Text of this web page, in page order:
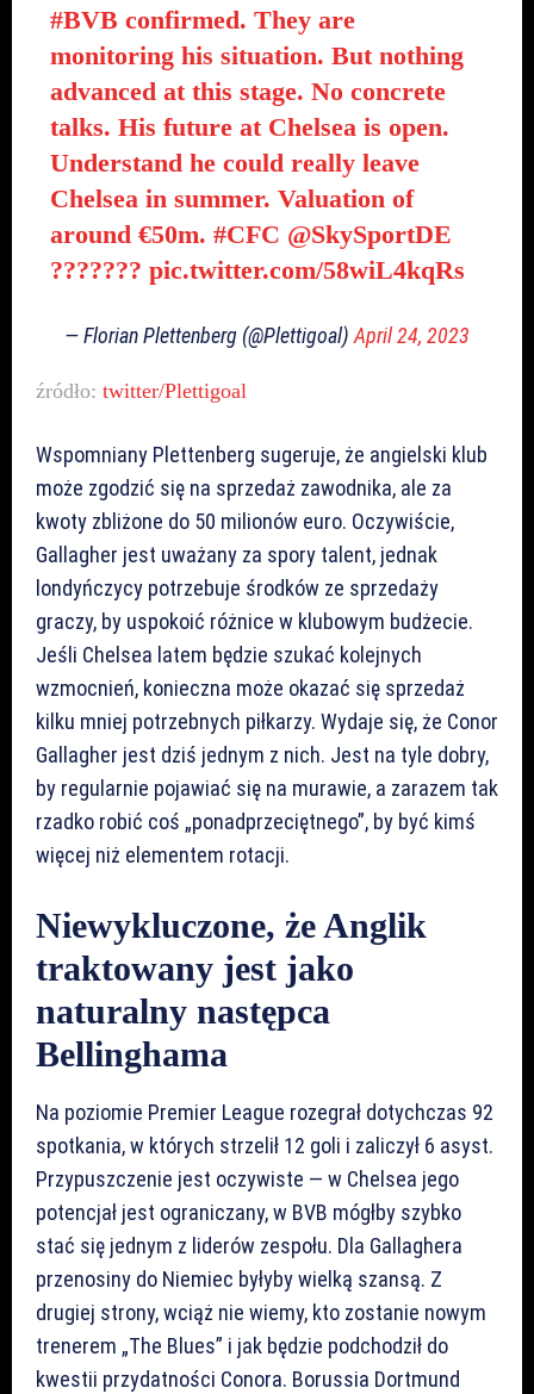
#BVB confirmed. They are
monitoring his situation. But nothing
advanced at this stage. No concrete
talks. His future at Chelsea is open.
Understand he could really leave
Chelsea in summer. Valuation of
around €50m. #CFC @SkySportDE
??????? pic.twitter.com/58wiL4kqRs
— Florian Plettenberg (@Plettigoal) April 24, 2023
źródło: twitter/Plettigoal
Wspomniany Plettenberg sugeruje, że angielski klub
może zgodzić się na sprzedaż zawodnika, ale za
kwoty zbliżone do 50 milionów euro. Oczywiście,
Gallagher jest uważany za spory talent, jednak
londyńczycy potrzebuje środków ze sprzedaży
graczy, by uspokoić różnice w klubowym budżecie.
Jeśli Chelsea latem będzie szukać kolejnych
wzmocnień, konieczna może okazać się sprzedaż
kilku mniej potrzebnych piłkarzy. Wydaje się, że Conor
Gallagher jest dziś jednym z nich. Jest na tyle dobry,
by regularnie pojawiać się na murawie, a zarazem tak
rzadko robić coś „ponadprzeciętnego”, by być kimś
więcej niż elementem rotacji.
Niewykluczone, że Anglik
traktowany jest jako
naturalny następca
Bellinghama
Na poziomie Premier League rozegrał dotychczas 92
spotkania, w których strzelił 12 goli i zaliczył 6 asyst.
Przypuszczenie jest oczywiste — w Chelsea jego
potencjał jest ograniczany, w BVB mógłby szybko
stać się jednym z liderów zespołu. Dla Gallaghera
przenosiny do Niemiec byłyby wielką szansą. Z
drugiej strony, wciąż nie wiemy, kto zostanie nowym
trenerem „The Blues” i jak będzie podchodził do
kwestii przydatności Conora. Borussia Dortmund